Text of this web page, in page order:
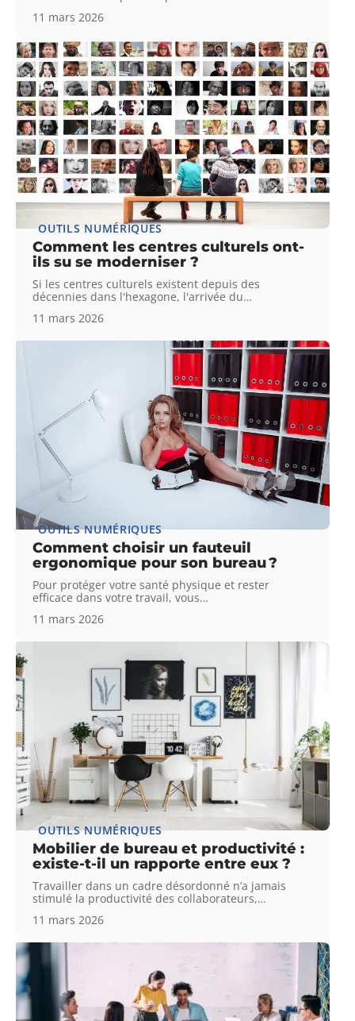
11 mars 2026
OUTILS NUMÉRIQUES
Comment les centres culturels ont-
ils su se moderniser ?
Si les centres culturels existent depuis des
décennies dans l'hexagone, l'arrivée du…
11 mars 2026
OUTILS NUMÉRIQUES
Comment choisir un fauteuil
ergonomique pour son bureau ?
Pour protéger votre santé physique et rester
efficace dans votre travail, vous…
11 mars 2026
OUTILS NUMÉRIQUES
Mobilier de bureau et productivité :
existe-t-il un rapporte entre eux ?
Travailler dans un cadre désordonné n’a jamais
stimulé la productivité des collaborateurs,…
11 mars 2026